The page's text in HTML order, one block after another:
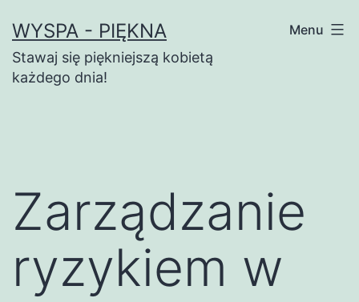
do
treści
WYSPA - PIĘKNA
Stawaj się piękniejszą kobietą
każdego dnia!
Menu
Zarządzanie
ryzykiem w